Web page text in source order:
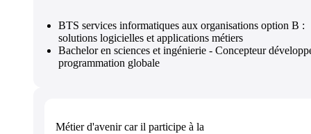
BTS services informatiques aux organisations option B :
solutions logicielles et applications métiers
Bachelor en sciences et ingénierie - Concepteur
programmation globale
Métier d'avenircar il participe à la